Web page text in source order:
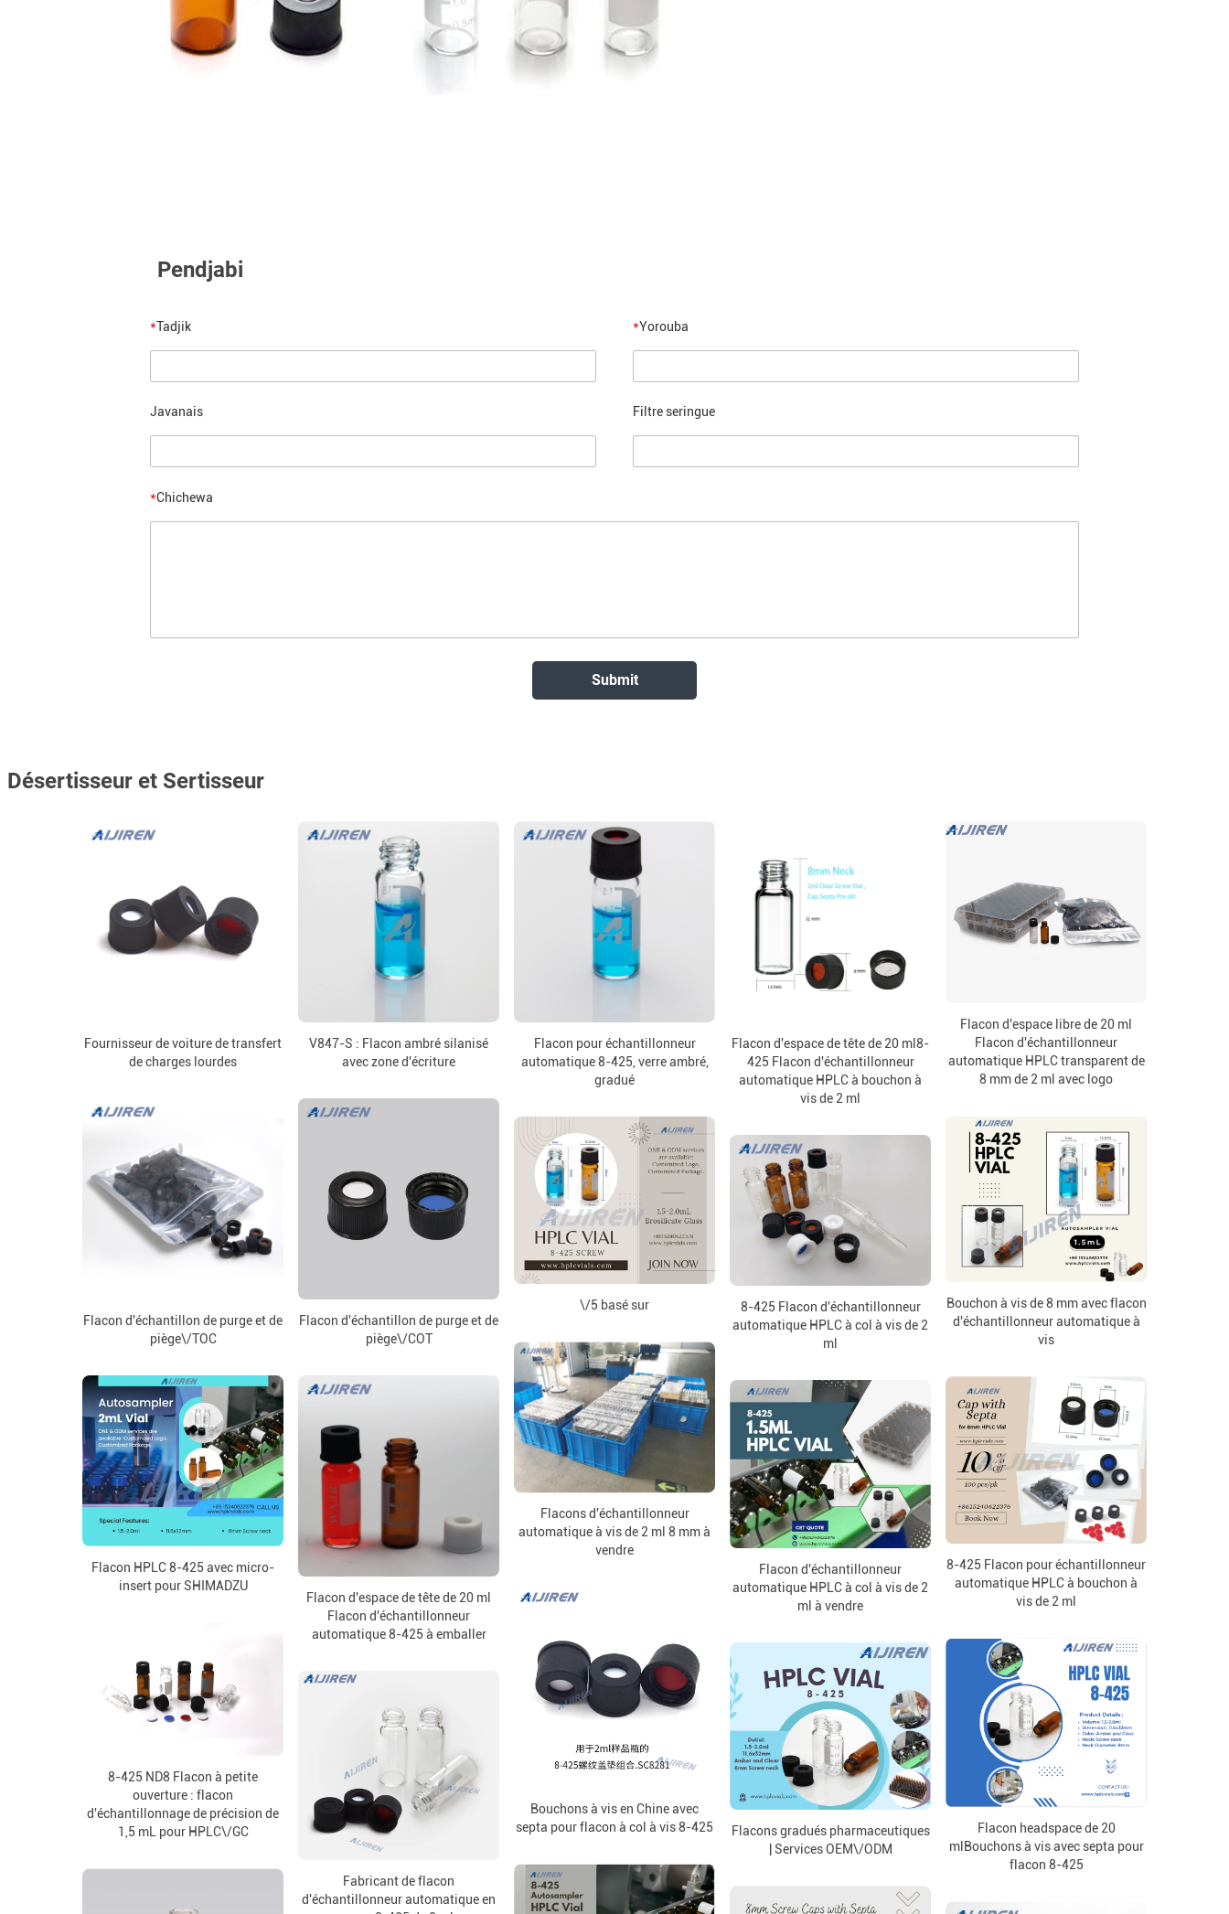
Pendjabi
*Tadjik *Yorouba
Javanais Filtre seringue
*Chichewa
Désertisseur et Sertisseur
Fournisseur de voiture de transfert
de charges lourdes
V847-S : Flacon ambré silanisé
avec zone d'écriture
Flacon pour échantillonneur
automatique 8-425, verre ambré,
gradué
Flacon d'espace de tête de 20 ml8-
425 Flacon d'échantillonneur
automatique HPLC à bouchon à
vis de 2 ml
Flacon d'espace libre de 20 ml
Flacon d'échantillonneur
automatique HPLC transparent de
8 mm de 2 ml avec logo
Flacon d'échantillon de purge et de
piège\/TOC
Flacon d'échantillon de purge et de
piège\/COT
Bouchon à vis de 8 mm avec flacon
d'échantillonneur automatique à
vis
\/5 basé sur
8-425 Flacon d'échantillonneur
automatique HPLC à col à vis de 2
ml
Flacons d'échantillonneur
automatique à vis de 2 ml 8 mm à
vendre
Flacon HPLC 8-425 avec micro-
insert pour SHIMADZU
Flacon d'espace de tête de 20 ml
Flacon d'échantillonneur
automatique 8-425 à emballer
8-425 Flacon pour échantillonneur
automatique HPLC à bouchon à
vis de 2 ml
Flacon d'échantillonneur
automatique HPLC à col à vis de 2
ml à vendre
Bouchons à vis en Chine avec
septa pour flacon à col à vis 8-425
8-425 ND8 Flacon à petite
ouverture : flacon
d'échantillonnage de précision de
1,5 mL pour HPLC\/GC
Flacon headspace de 20
mlBouchons à vis avec septa pour
flacon 8-425
Flacons gradués pharmaceutiques
| Services OEM\/ODM
Fabricant de flacon
d'échantillonneur automatique en